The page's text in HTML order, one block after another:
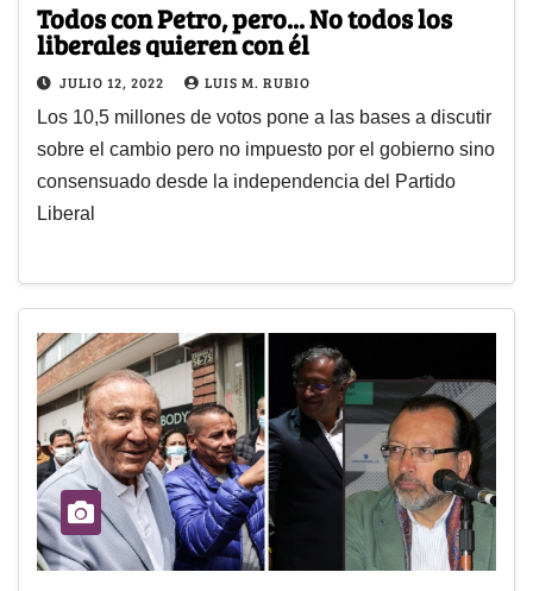
Todos con Petro, pero... No todos los
liberales quieren con él
JULIO 12, 2022 LUIS M. RUBIO
Los 10,5 millones de votos pone a las bases a discutir
sobre el cambio pero no impuesto por el gobierno sino
consensuado desde la independencia del Partido
Liberal